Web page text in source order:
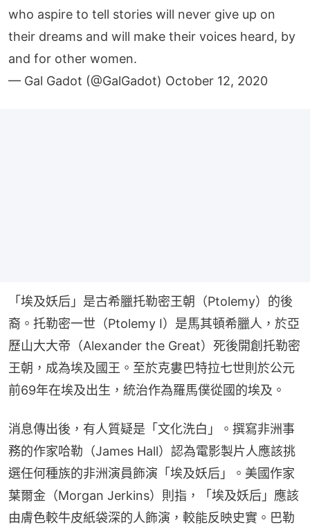
who aspire to tell stories will never give up on
their dreams and will make their voices heard, by
and for other women.
— Gal Gadot (@GalGadot) October 12, 2020
「埃及妖后」是古希臘托勒密王朝（Ptolemy）的後
裔。托勒密一世（Ptolemy I）是馬其頓希臘人，於亞
歷山大大帝（Alexander the Great）死後開創托勒密
王朝，成為埃及國王。至於克婁巴特拉七世則於公元
前69年在埃及出生，統治作為羅馬僕從國的埃及。
消息傳出後，有人質疑是「文化洗白」。撰寫非洲事
務的作家哈勒（James Hall）認為電影製片人應該挑
選任何種族的非洲演員飾演「埃及妖后」。美國作家
葉爾金（Morgan Jerkins）則指，「埃及妖后」應該
由膚色較牛皮紙袋深的人飾演，較能反映史實。巴勒